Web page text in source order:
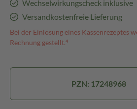
Wechselwirkungscheck inklusive
Versandkostenfreie Lieferung
Bei der Einlösung eines Kassenrezeptes
Rechnung gestellt.⁴
PZN: 17248968